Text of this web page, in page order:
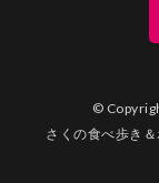
©
さくの食べ歩き